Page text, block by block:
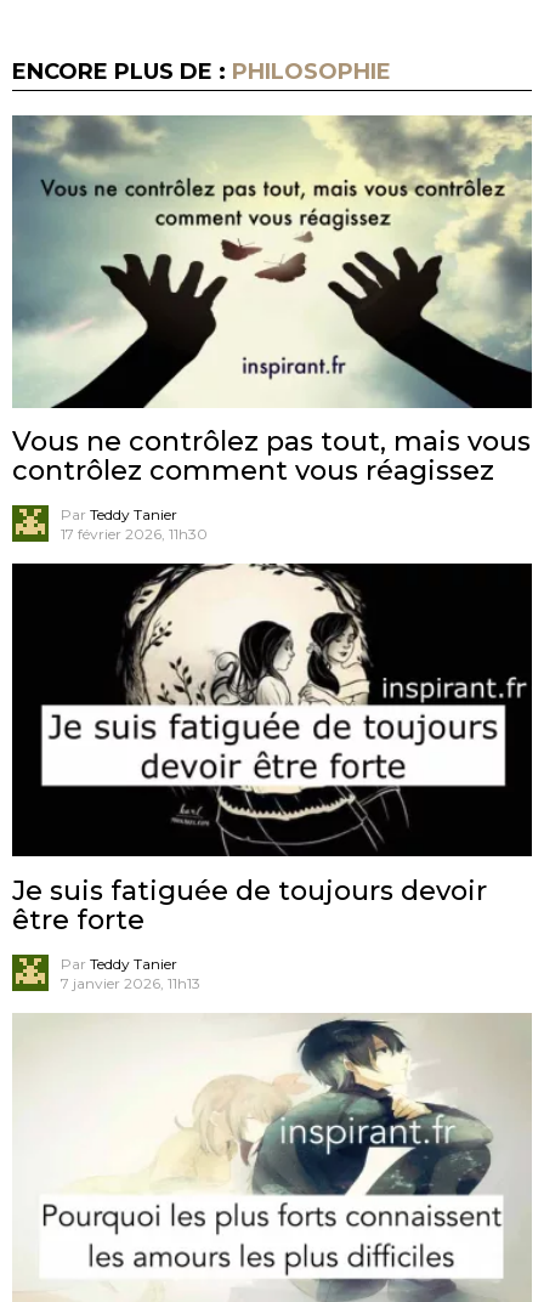
ENCORE PLUS DE : PHILOSOPHIE
Vous ne contrôlez pas tout, mais vous
contrôlez comment vous réagissez
Par Teddy Tanier
17 février 2026, 11h30
Je suis fatiguée de toujours devoir
être forte
Par Teddy Tanier
7 janvier 2026, 11h13